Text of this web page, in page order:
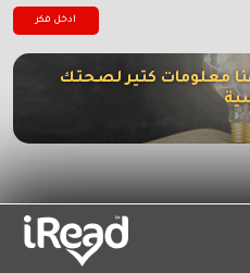
ادخل فكر
معلومات كتير لصحتك